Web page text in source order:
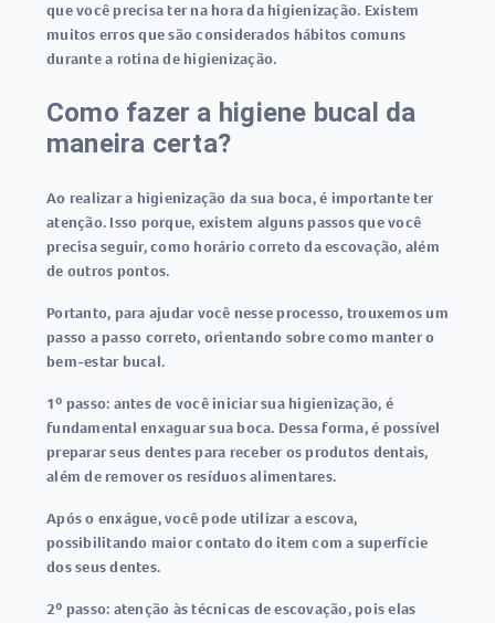
que você precisa ter na hora da higienização. Existem
muitos erros que são considerados hábitos comuns
durante a rotina de higienização.
Como fazer a higiene bucal da
maneira certa?
Ao realizar a higienização da sua boca, é importante ter
atenção. Isso porque, existem alguns passos que você
precisa seguir, como horário correto da escovação, além
de outros pontos.
Portanto, para ajudar você nesse processo, trouxemos um
passo a passo correto, orientando sobre como manter o
bem-estar bucal.
1º passo: antes de você iniciar sua higienização, é
fundamental enxaguar sua boca. Dessa forma, é possível
preparar seus dentes para receber os produtos dentais,
além de remover os resíduos alimentares.
Após o enxágue, você pode utilizar a escova,
possibilitando maior contato do item com a superfície
dos seus dentes.
2º passo: atenção às técnicas de escovação, pois elas